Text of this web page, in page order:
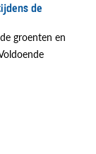
de
groenten en